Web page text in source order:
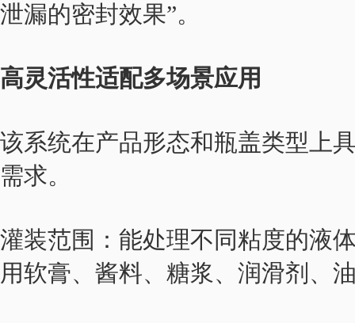
泄漏的密封效果”。
高灵活性适配多场景应用
该系统在产品形态和瓶盖类型上
需求。
灌装范围：能处理不同粘度的液
用软膏、酱料、糖浆、润滑剂、